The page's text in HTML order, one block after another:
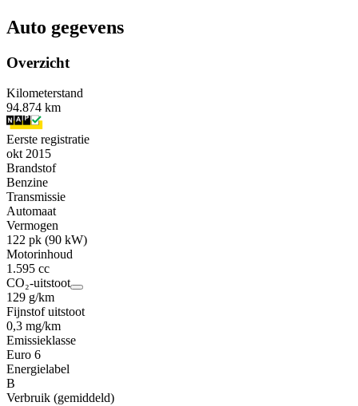
Auto gegevens
Overzicht
Kilometerstand
94.874 km
Eerste registratie
okt 2015
Brandstof
Benzine
Transmissie
Automaat
Vermogen
122 pk (90 kW)
Motorinhoud
1.595 cc
CO₂-uitstoot
129 g/km
Fijnstof uitstoot
0,3 mg/km
Emissieklasse
Euro 6
Energielabel
B
Verbruik (gemiddeld)